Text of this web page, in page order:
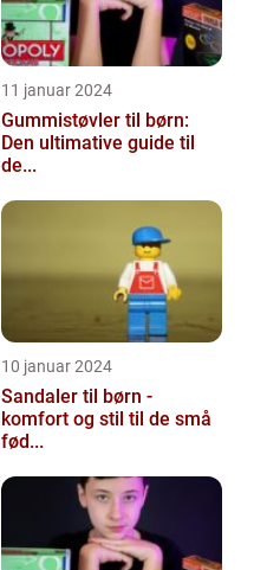
11 januar 2024
Gummistøvler til børn:
Den ultimative guide til
de...
10 januar 2024
Sandaler til børn -
komfort og stil til de små
fød...